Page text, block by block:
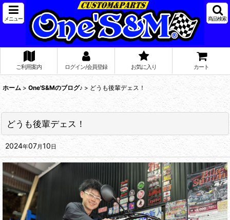
メニュー 商品検索
ご利用案内 ログイン/会員登録 お気に入り カート
ホーム > One'S&Mのブログ♪ > どうも後輩デェス！
どうも後輩デェス！
2024年07月10日